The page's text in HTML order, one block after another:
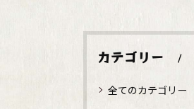
カテゴリー
全てのカテゴリー